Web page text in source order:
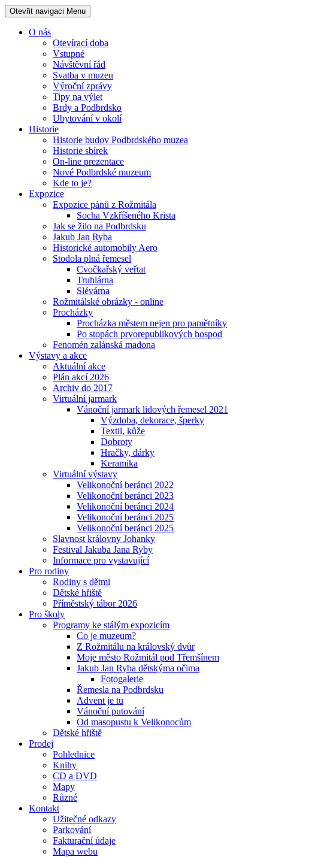
Otevřit navigaci Menu
O nás
Otevírací doba
Vstupné
Návštěvní řád
Svatba v muzeu
Výroční zprávy
Tipy na výlet
Brdy a Podbrdsko
Ubytování v okolí
Historie
Historie budov Podbrdského muzea
Historie sbírek
On-line prezentace
Nové Podbrdské muzeum
Kde to je?
Expozice
Expozice pánů z Rožmitála
Socha Vzkříšeného Krista
Jak se žilo na Podbrdsku
Jakub Jan Ryba
Historické automobily Aero
Stodola plná řemesel
Cvočkařský veřtat
Truhlárna
Slévárna
Rožmitálské obrázky - online
Procházky
Procházka městem nejen pro pamětníky
Po stopách prvorepublikových hospod
Fenomén zalánská madona
Výstavy a akce
Aktuální akce
Plán akcí 2026
Archiv do 2017
Virtuální jarmark
Vánoční jarmark lidových řemesel 2021
Výzdoba, dekorace, šperky
Textil, kůže
Dobroty
Hračky, dárky
Keramika
Virtuální výstavy
Velikonoční beránci 2022
Velikonoční beránci 2023
Velikonoční beránci 2024
Velikonoční beránci 2025
Velikonoční beránci 2025
Slavnost královny Johanky
Festival Jakuba Jana Ryby
Informace pro vystavující
Pro rodiny
Rodiny s dětmi
Dětské hřiště
Příměstský tábor 2026
Pro školy
Programy ke stálým expozicím
Co je muzeum?
Z Rožmitálu na královský dvůr
Moje město Rožmitál pod Třemšínem
Jakub Jan Ryba dětskýma očima
Fotogalerie
Řemesla na Podbrdsku
Advent je tu
Vánoční putování
Od masopustu k Velikonocům
Dětské hřiště
Prodej
Pohlednice
Knihy
CD a DVD
Mapy
Různé
Kontakt
Užitečné odkazy
Parkování
Fakturační údaje
Mapa webu